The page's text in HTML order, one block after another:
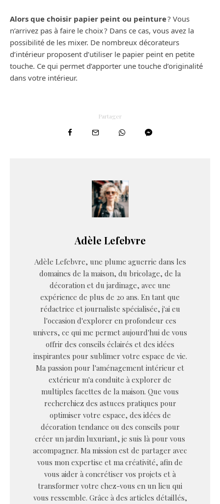
Alors que choisir papier peint ou peinture? Vous
n’arrivez pas à faire le choix ? Dans ce cas, vous avez la
possibilité de les mixer. De nombreux décorateurs
d’intérieur proposent d’utiliser le papier peint en petite
touche. Ce qui permet d’apporter une touche d’originalité
dans votre intérieur.
Partager
Adèle Lefebvre
Adèle Lefebvre, une plume aguerrie dans les
domaines de la maison, du bricolage, de la
décoration et du jardinage, avec une
expérience de plus de 20 ans. En tant que
rédactrice et journaliste spécialisée, j'ai eu
l'occasion d'explorer en profondeur ces
univers, ce qui me permet aujourd'hui de vous
offrir des conseils éclairés et des idées
inspirantes pour sublimer votre espace de vie.
Ma passion pour l'aménagement intérieur et
extérieur m'a conduite à explorer de
multiples facettes de la maison. Que vous
recherchiez des astuces pratiques pour
optimiser votre espace, des idées de
décoration tendance ou des conseils pour
créer un jardin luxuriant, je suis là pour vous
accompagner. Ma mission est de partager avec
vous mon expertise et ma créativité, afin de
vous aider à concrétiser vos projets et à
transformer votre chez-vous en un lieu qui
vous ressemble. Grâce à des articles détaillés,